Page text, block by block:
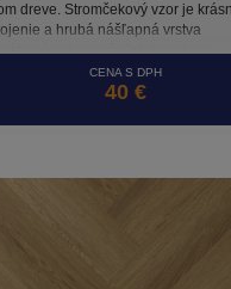
dreve. Stromčekový vzor je
a hrubá nášľapná vrstva
komerčných priestorov.
CENA S DPH
40 €